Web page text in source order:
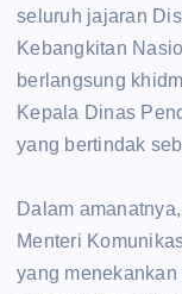
seluruh jajaran
Kebangkitan
berlangsung
Kepala Dinas
yang bertindak
‎Dalam
Menteri
yang